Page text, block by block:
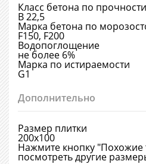
Класс бетона по прочности
В 22,5
Марка бетона по
F150, F200
Водопоглощение
не более 6%
Марка по истираемости
G1
Дополнительно
Размер плитки
200х100
Нажмите кнопку "Похожие
посмотреть другие